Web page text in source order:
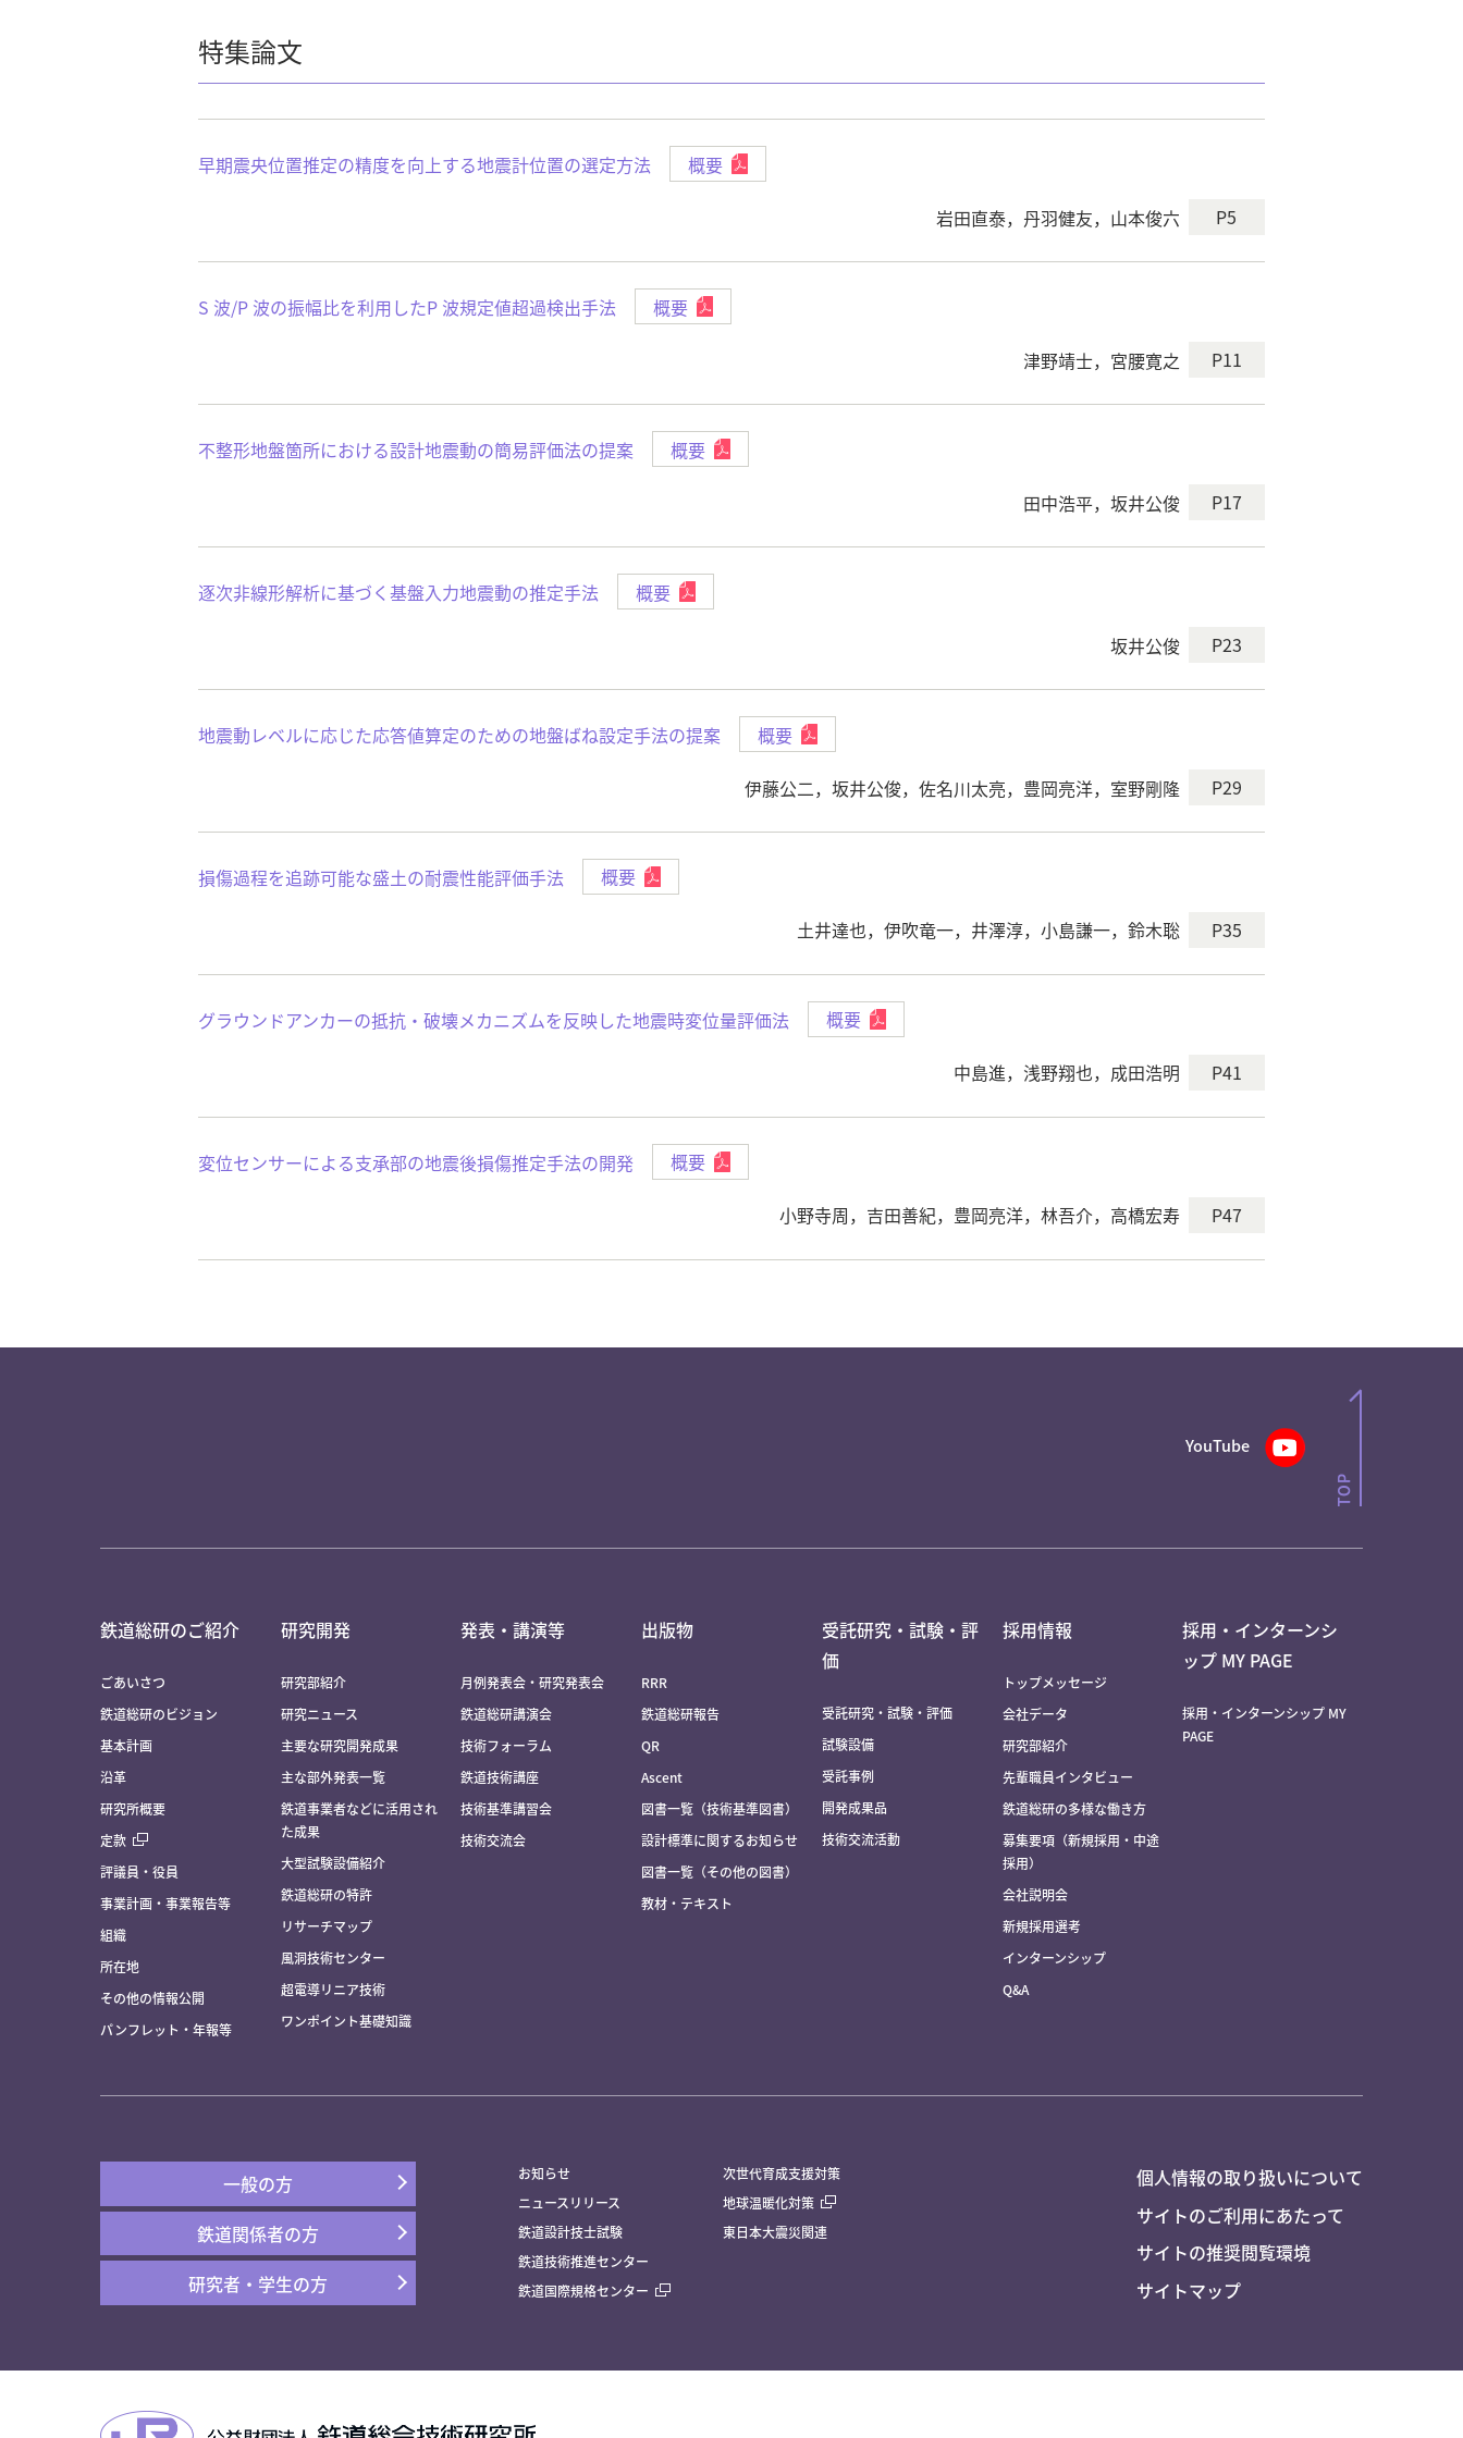
特集論文
早期震央位置推定の精度を向上する地震計位置の選定方法 概要
岩田直泰，丹羽健友，山本俊六 P5
S 波/P 波の振幅比を利用したP 波規定値超過検出手法 概要
津野靖士，宮腰寛之 P11
不整形地盤箇所における設計地震動の簡易評価法の提案 概要
田中浩平，坂井公俊 P17
逐次非線形解析に基づく基盤入力地震動の推定手法 概要
坂井公俊 P23
地震動レベルに応じた応答値算定のための地盤ばね設定手法の提案 概要
伊藤公二，坂井公俊，佐名川太亮，豊岡亮洋，室野剛隆 P29
損傷過程を追跡可能な盛土の耐震性能評価手法 概要
土井達也，伊吹竜一，井澤淳，小島謙一，鈴木聡 P35
グラウンドアンカーの抵抗・破壊メカニズムを反映した地震時変位量評価法 概要
中島進，浅野翔也，成田浩明 P41
変位センサーによる支承部の地震後損傷推定手法の開発 概要
小野寺周，吉田善紀，豊岡亮洋，林吾介，高橋宏寿 P47
YouTube
鉄道総研のご紹介
ごあいさつ
鉄道総研のビジョン
基本計画
沿革
研究所概要
定款
評議員・役員
事業計画・事業報告等
組織
所在地
その他の情報公開
パンフレット・年報等
研究開発
研究部紹介
研究ニュース
主要な研究開発成果
主な部外発表一覧
鉄道事業者などに活用され
た成果
大型試験設備紹介
鉄道総研の特許
リサーチマップ
風洞技術センター
超電導リニア技術
ワンポイント基礎知識
発表・講演等
月例発表会・研究発表会
鉄道総研講演会
技術フォーラム
鉄道技術講座
技術基準講習会
技術交流会
出版物
RRR
鉄道総研報告
QR
Ascent
図書一覧（技術基準図書）
設計標準に関するお知らせ
図書一覧（その他の図書）
教材・テキスト
受託研究・試験・評
価
受託研究・試験・評価
試験設備
受託事例
開発成果品
技術交流活動
採用情報
トップメッセージ
会社データ
研究部紹介
先輩職員インタビュー
鉄道総研の多様な働き方
募集要項（新規採用・中途
採用）
会社説明会
新規採用選考
インターンシップ
Q&A
採用・インターンシ
ップ MY PAGE
採用・インターンシップ MY
PAGE
一般の方
鉄道関係者の方
研究者・学生の方
お知らせ
ニュースリリース
鉄道設計技士試験
鉄道技術推進センター
鉄道国際規格センター
次世代育成支援対策
地球温暖化対策
東日本大震災関連
個人情報の取り扱いについて
サイトのご利用にあたって
サイトの推奨閲覧環境
サイトマップ